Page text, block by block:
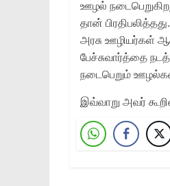
ஊழல்
தான் பிரதிபலித்தது.
அரசு ஊழியர்கள்
பேச்சுவார்த்தை
நடைபெறும்
இவ்வாறு அவர்